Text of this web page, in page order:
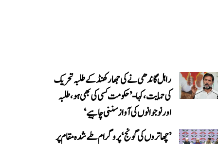
راہل گاندھی نے کی جھارکھنڈ کے طلبہ تحریک
کی حمایت، کہا- ’حکومت کسی کی بھی ہو، طلبہ
اور نوجوانوں کی آواز سننی چاہیے‘
’چھاتروں کی گونج‘ پروگرام طے شدہ مقام پر